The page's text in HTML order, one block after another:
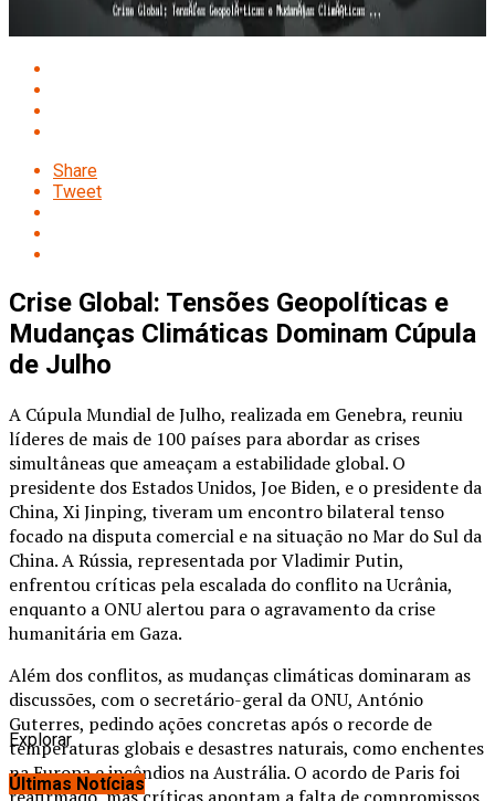
Share
Tweet
Crise Global: Tensões Geopolíticas e
Mudanças Climáticas Dominam Cúpula
de Julho
A Cúpula Mundial de Julho, realizada em Genebra, reuniu
líderes de mais de 100 países para abordar as crises
simultâneas que ameaçam a estabilidade global. O
presidente dos Estados Unidos, Joe Biden, e o presidente da
China, Xi Jinping, tiveram um encontro bilateral tenso
focado na disputa comercial e na situação no Mar do Sul da
China. A Rússia, representada por Vladimir Putin,
enfrentou críticas pela escalada do conflito na Ucrânia,
enquanto a ONU alertou para o agravamento da crise
humanitária em Gaza.
Além dos conflitos, as mudanças climáticas dominaram as
discussões, com o secretário-geral da ONU, António
Guterres, pedindo ações concretas após o recorde de
temperaturas globais e desastres naturais, como enchentes
na Europa e incêndios na Austrália. O acordo de Paris foi
Explorar
Últimas Notícias